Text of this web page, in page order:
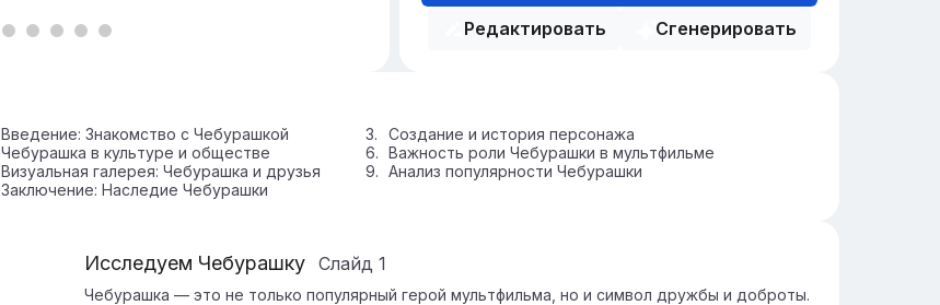
Редактировать
Сгенерировать
Введение: Знакомство с Чебурашкой
Создание и история персонажа
Чебурашка в культуре и обществе
Важность роли Чебурашки в мультфильме
Визуальная галерея: Чебурашка и друзья
Анализ популярности Чебурашки
Заключение: Наследие Чебурашки
Исследуем Чебурашку Слайд 1
Чебурашка — это не только популярный герой мультфильма, но и символ дружбы и доброты.